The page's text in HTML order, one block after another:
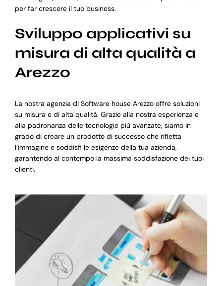
per far crescere il tuo business.
Sviluppo applicativi su
misura di alta qualità a
Arezzo
La nostra agenzia di Software house Arezzo offre soluzioni
su misura e di alta qualità. Grazie alla nostra esperienza e
alla padronanza delle tecnologie più avanzate, siamo in
grado di creare un prodotto di successo che rifletta
l’immagine e soddisfi le esigenze della tua azienda,
garantendo al contempo la massima soddisfazione dei tuoi
clienti.